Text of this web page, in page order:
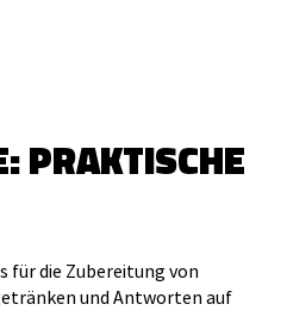
PRAKTISCHE
für die Zubereitung von
und Antworten auf